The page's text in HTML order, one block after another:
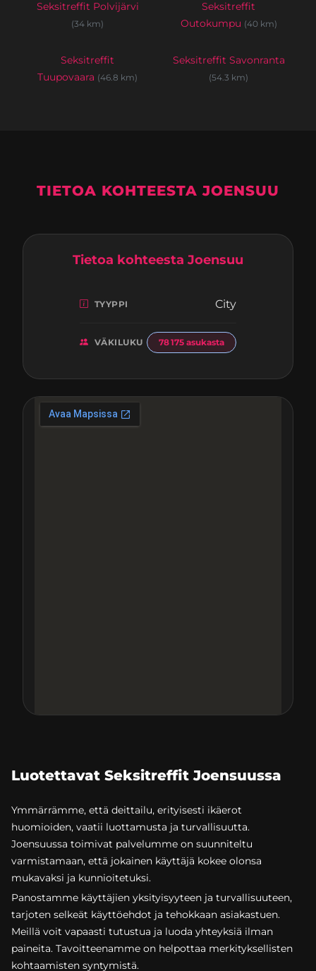
Seksitreffit Polvijärvi
(34 km)
Seksitreffit
Outokumpu (40 km)
Seksitreffit
Tuupovaara (46.8 km)
Seksitreffit Savonranta
(54.3 km)
TIETOA KOHTEESTA JOENSUU
Tietoa kohteesta Joensuu
TYYPPI City
VÄKILUKU 78 175 asukasta
Luotettavat Seksitreffit Joensuussa
Ymmärrämme, että deittailu, erityisesti ikäerot
huomioiden, vaatii luottamusta ja turvallisuutta.
Joensuussa toimivat palvelumme on suunniteltu
varmistamaan, että jokainen käyttäjä kokee olonsa
mukavaksi ja kunnioitetuksi.
Panostamme käyttäjien yksityisyyteen ja turvallisuuteen,
tarjoten selkeät käyttöehdot ja tehokkaan asiakastuen.
Meillä voit vapaasti tutustua ja luoda yhteyksiä ilman
paineita. Tavoitteenamme on helpottaa merkityksellisten
kohtaamisten syntymistä.